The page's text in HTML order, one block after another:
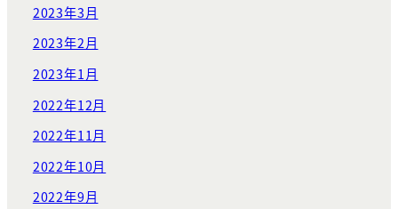
2023年3月
2023年2月
2023年1月
2022年12月
2022年11月
2022年10月
2022年9月